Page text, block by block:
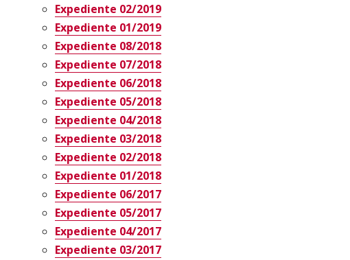
Expediente 02/2019
Expediente 01/2019
Expediente 08/2018
Expediente 07/2018
Expediente 06/2018
Expediente 05/2018
Expediente 04/2018
Expediente 03/2018
Expediente 02/2018
Expediente 01/2018
Expediente 06/2017
Expediente 05/2017
Expediente 04/2017
Expediente 03/2017